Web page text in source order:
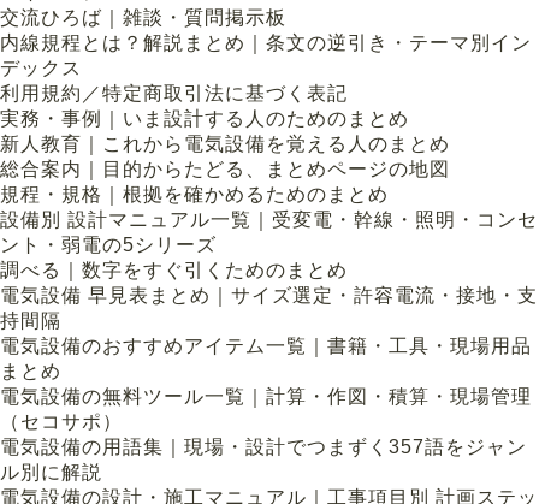
交流ひろば｜雑談・質問掲示板
内線規程とは？解説まとめ｜条文の逆引き・テーマ別イン
デックス
利用規約／特定商取引法に基づく表記
実務・事例｜いま設計する人のためのまとめ
新人教育｜これから電気設備を覚える人のまとめ
総合案内｜目的からたどる、まとめページの地図
規程・規格｜根拠を確かめるためのまとめ
設備別 設計マニュアル一覧｜受変電・幹線・照明・コンセ
ント・弱電の5シリーズ
調べる｜数字をすぐ引くためのまとめ
電気設備 早見表まとめ｜サイズ選定・許容電流・接地・支
持間隔
電気設備のおすすめアイテム一覧｜書籍・工具・現場用品
まとめ
電気設備の無料ツール一覧｜計算・作図・積算・現場管理
（セコサポ）
電気設備の用語集｜現場・設計でつまずく357語をジャン
ル別に解説
電気設備の設計・施工マニュアル｜工事項目別 計画ステッ